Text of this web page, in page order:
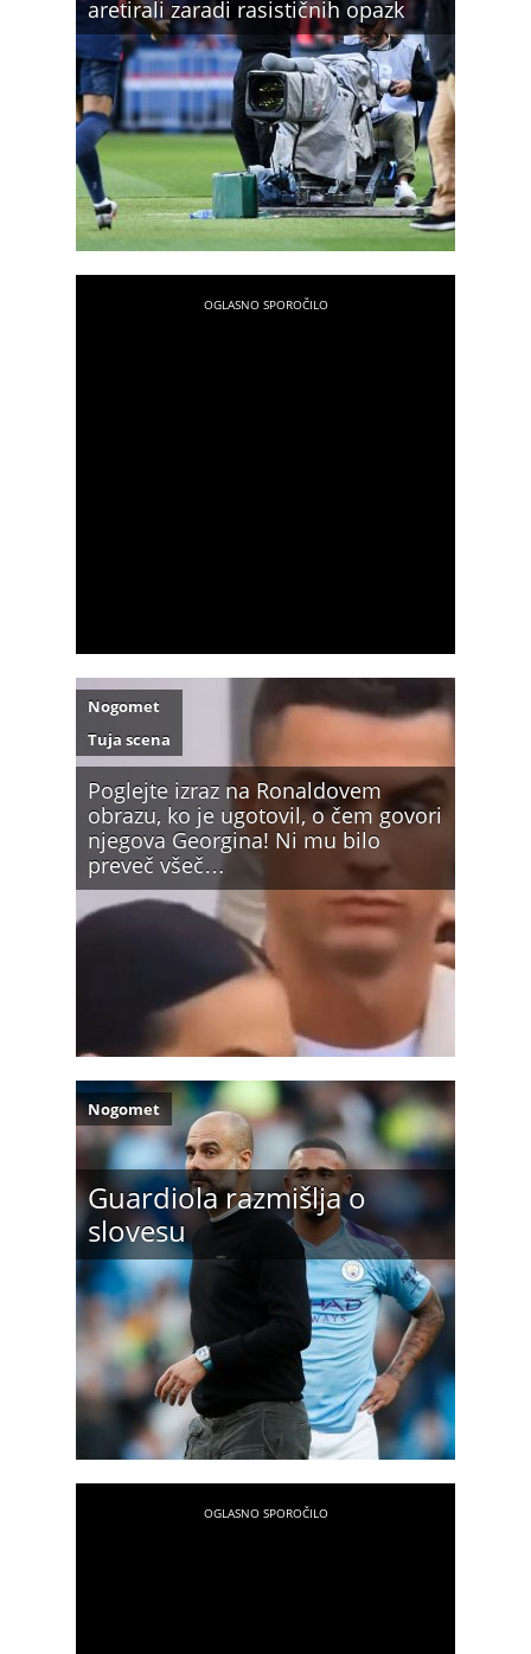
aretirali zaradi rasističnih opazk
Poglejte izraz na Ronaldovem
obrazu, ko je ugotovil, o čem govori
njegova Georgina! Ni mu bilo
preveč všeč…
Nogomet
Tuja scena
Guardiola razmišlja o
slovesu
Nogomet